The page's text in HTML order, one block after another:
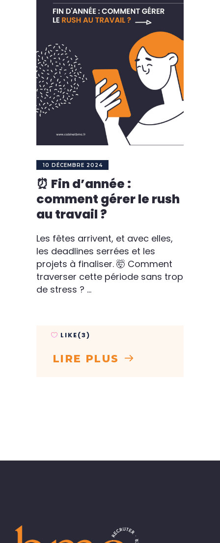
10 DÉCEMBRE 2024
⏰ Fin d’année :
comment gérer le rush
au travail ?
Les fêtes arrivent, et avec elles,
les deadlines serrées et les
projets à finaliser. 🤯 Comment
traverser cette période sans trop
de stress ?
LIKE(3)
LIRE PLUS